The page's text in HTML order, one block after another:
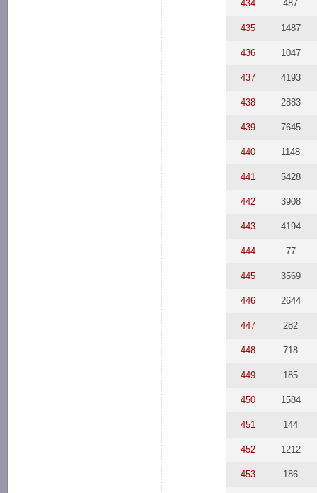
434 487
435 1487
436 1047
437 4193
438 2883
439 7645
440 1148
441 5428
442 3908
443 4194
444 77
445 3569
446 2644
447 282
448 718
449 185
450 1584
451 144
452 1212
453 186